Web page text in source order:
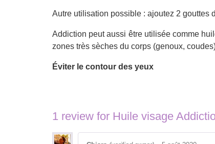
Autre utilisation possible : ajoutez 2 gouttes
Addiction peut aussi être utilisée comme
zones très sèches du corps (genoux,
Éviter le contour des yeux
1 review for Huile visage